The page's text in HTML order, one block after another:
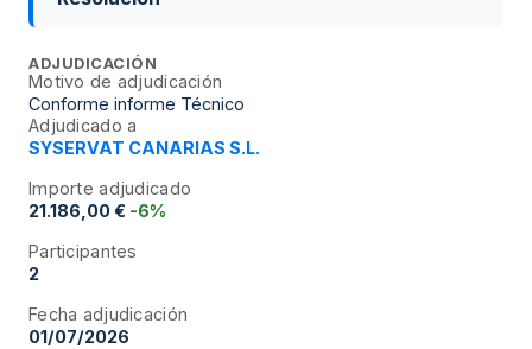
ADJUDICACIÓN
Motivo de adjudicación
Conforme informe Técnico
Adjudicado a
SYSERVAT CANARIAS S.L.
Importe adjudicado
21.186,00 € -6%
Participantes
2
Fecha adjudicación
01/07/2026